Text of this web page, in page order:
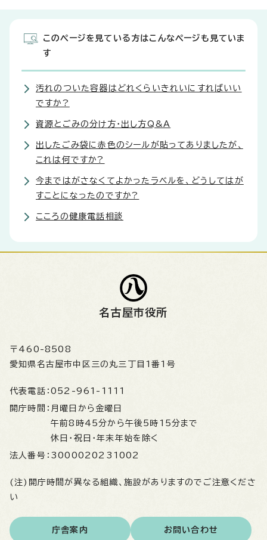
このページを見ている方はこんなページも見ていま
す
汚れのついた容器はどれくらいきれいにすればいい
ですか?
資源とごみの分け方・出し方Q&A
出したごみ袋に赤色のシールが貼ってありましたが、
これは何ですか?
今まではがさなくてよかったラベルを、どうしてはが
すことになったのですか?
こころの健康電話相談
名古屋市役所
〒460-8508
愛知県名古屋市中区三の丸三丁目1番1号
代表電話： 052-961-1111
開庁時間： 月曜日から金曜日
午前8時45分から午後5時15分まで
休日・祝日・年末年始を除く
法人番号： 3000020231002
(注)開庁時間が異なる組織、施設がありますのでご注意くださ
い
庁舎案内 お問い合わせ